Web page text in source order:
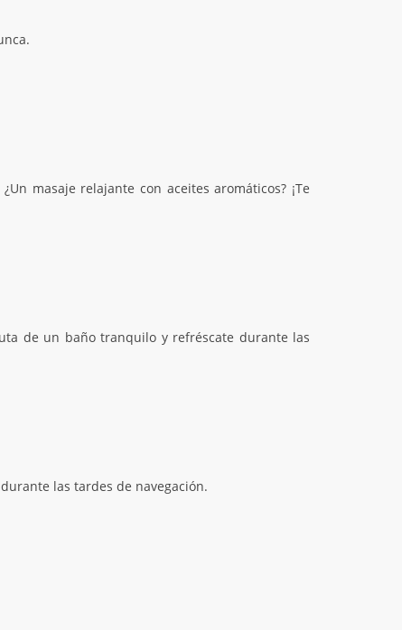
masaje relajante con aceites aromáticos? ¡Te
de un baño tranquilo y refréscate durante las
las tardes de navegación.